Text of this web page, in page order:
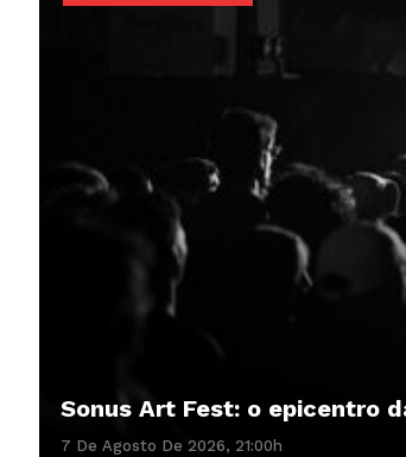
Sonus Art Fest: o epicentro
7 De Agosto De 2026, 21:00h